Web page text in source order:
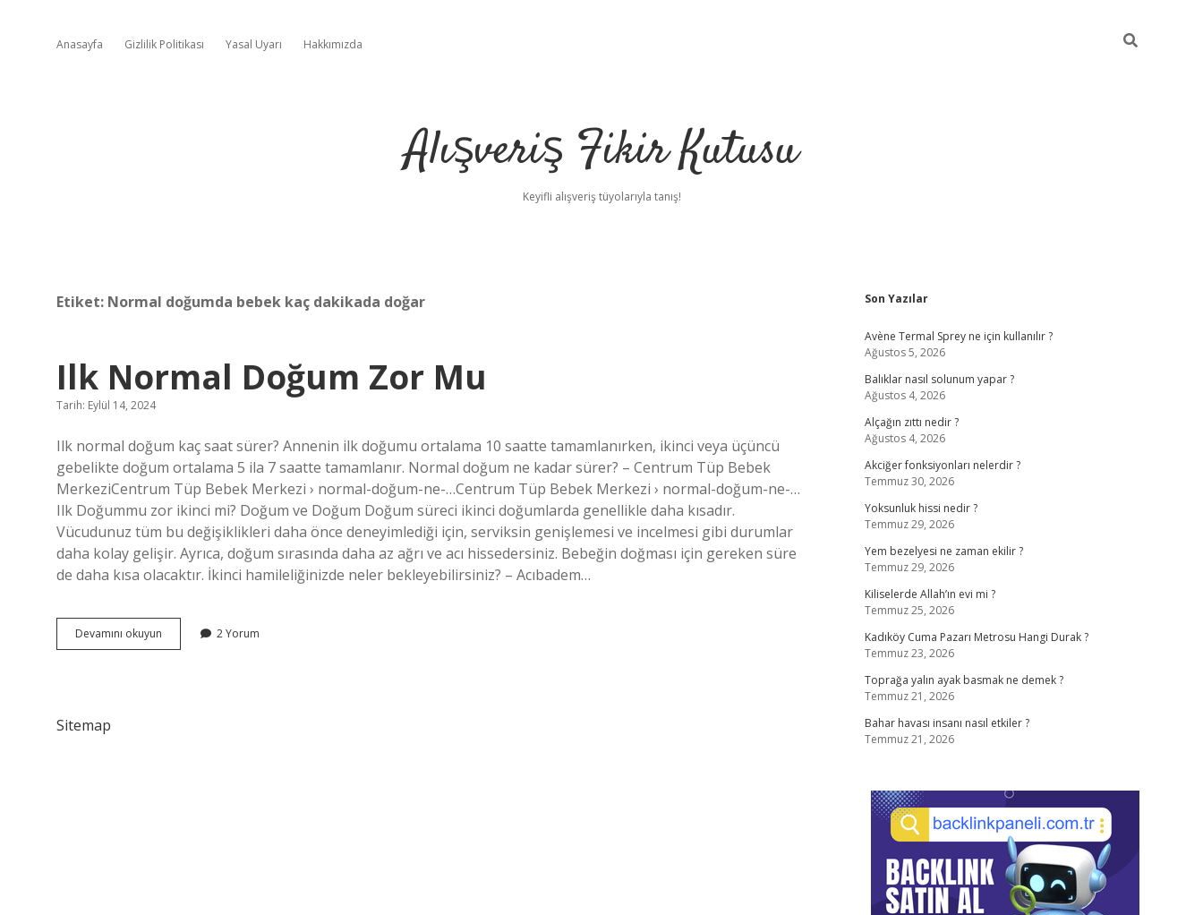
Anasayfa Gizlilik Politikası Yasal Uyarı Hakkımızda
Alışveriş Fikir Kutusu
Keyifli alışveriş tüyolarıyla tanış!
Etiket: Normal doğumda bebek kaç dakikada doğar
Ilk Normal Doğum Zor Mu
Tarih: Eylül 14, 2024
Ilk normal doğum kaç saat sürer? Annenin ilk doğumu ortalama 10 saatte tamamlanırken, ikinci veya üçüncü
gebelikte doğum ortalama 5 ila 7 saatte tamamlanır. Normal doğum ne kadar sürer? – Centrum Tüp Bebek
MerkeziCentrum Tüp Bebek Merkezi › normal-doğum-ne-…Centrum Tüp Bebek Merkezi › normal-doğum-ne-…
Ilk Doğummu zor ikinci mi? Doğum ve Doğum Doğum süreci ikinci doğumlarda genellikle daha kısadır.
Vücudunuz tüm bu değişiklikleri daha önce deneyimlediği için, serviksin genişlemesi ve incelmesi gibi durumlar
daha kolay gelişir. Ayrıca, doğum sırasında daha az ağrı ve acı hissedersiniz. Bebeğin doğması için gereken süre
de daha kısa olacaktır. İkinci hamileliğinizde neler bekleyebilirsiniz? – Acıbadem…
Devamını okuyun
Normal
2 Yorum
Sitemap
Sidebar
Son Yazılar
Avène Termal Sprey ne için kullanılır ?
Ağustos 5, 2026
Balıklar nasıl solunum yapar ?
Ağustos 4, 2026
Alçağın zıttı nedir ?
Ağustos 4, 2026
Akciğer fonksiyonları nelerdir ?
Temmuz 30, 2026
Yoksunluk hissi nedir ?
Temmuz 29, 2026
Yem bezelyesi ne zaman ekilir ?
Temmuz 29, 2026
Kiliselerde Allah’ın evi mi ?
Temmuz 25, 2026
Kadıköy Cuma Pazarı Metrosu Hangi Durak ?
Temmuz 23, 2026
Toprağa yalın ayak basmak ne demek ?
Temmuz 21, 2026
Bahar havası insanı nasıl etkiler ?
Temmuz 21, 2026